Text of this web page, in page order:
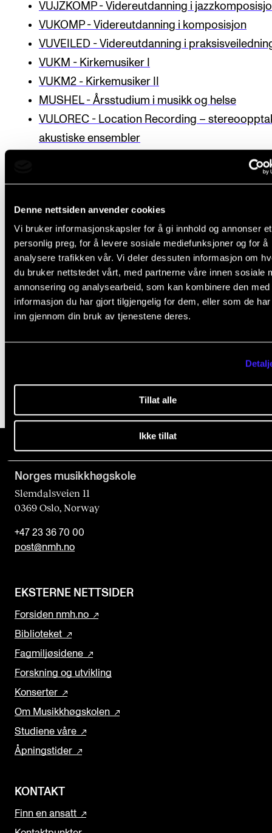
Denne nettsiden anvender cookies
Vi bruker informasjonskapsler for å gi innhold og annonser et
personlig preg, for å levere sosiale mediefunksjoner og for å
analysere trafikken vår. Vi deler dessuten informasjon om
du bruker nettstedet vårt, med partnerne våre innen sosiale
annonsering og analysearbeid, som kan kombinere den med
informasjon du har gjort tilgjengelig for dem, eller som de
inn gjennom din bruk av tjenestene deres.
Tillat alle
Ikke tillat
Nyheter for studenter
Etter noter nyhetsbrev
KONTAKTER
Kontaktpunkt
Biblioteket
VUJZKOMP - Videreutdanning i
VUKOMP - Videreutdanning i komposisjon
VUVEILED - Videreutdanning i
VUKM - Kirkemusiker I
VUKM2 - Kirkemusiker II
MUSHEL - Årsstudium i musikk og helse
VULOREC - Location Recording –
akustiske ensembler
VUDIGDI - Videreutdanning i digital didaktikk i
ensembleledelse
VUSAMT - Videreutdanning i samtidsmusikk
VUIMPSAMT - Videreutdanning i
improvisasjonsbasert samtidsmusikk
VUKUMA - Videreutdanning i kulturelt
musikkundervisningen
VUARTDIP - Artist Diploma i utøvende musikk
Norges musikk­høgskole
Slemdalsveien 11
0369 Oslo, Norway
+47 23 36 70 00
post@nmh.no
EKSTERNE NETTSIDER
Forsiden nmh.no
Biblioteket
Fagmiljøsidene
Forskning og utvikling
Konserter
Om Musikkhøgskolen
Studiene våre
Åpningstider
KONTAKT
Finn en ansatt